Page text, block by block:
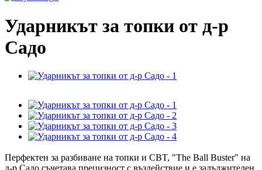
Ударникът за топки от д-р
Садо
Перфектен за разбиване на топки и CBT, "The Ball Buster" на